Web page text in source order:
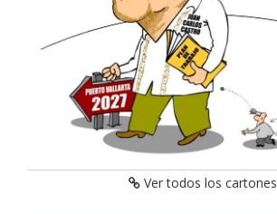
Ver todos los cartones